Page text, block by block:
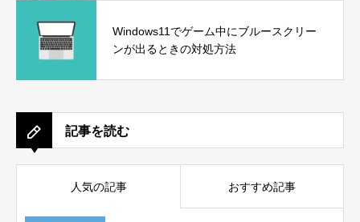
Windows11でゲーム中にブルースクリー
ンが出るときの対処方法
記事を読む
人気の記事 おすすめ記事